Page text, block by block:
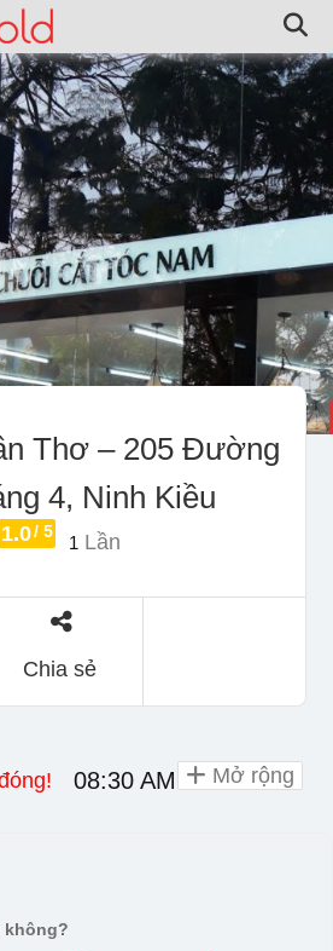
Thơ – 205 Đường
4, Ninh Kiều
1.0/ 5
1 Lần
Chia sẻ
08:30 AM - 09:30 PM
không?
Mở rộng